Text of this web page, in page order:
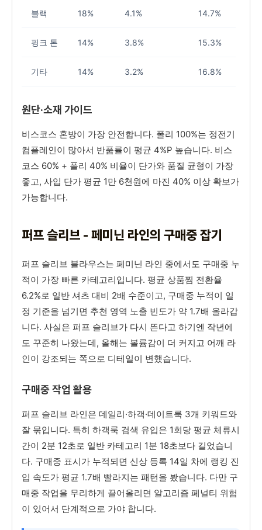
블랙 18% 4.1% 14.7%
핑크 톤 14% 3.8% 15.3%
기타 14% 3.2% 16.8%
원단·소재 가이드
비스코스 혼방이 가장 안전합니다. 폴리 100%는 정전기
컴플레인이 많아서 반품률이 평균 4%P 높습니다. 비스
코스 60% + 폴리 40% 비율이 단가와 품질 균형이 가장
좋고, 사입 단가 평균 1만 6천원에 마진 40% 이상 확보가
가능합니다.
퍼프 슬리브 - 페미닌 라인의 구매중 잡기
퍼프 슬리브 블라우스는 페미닌 라인 중에서도 구매중 누
적이 가장 빠른 카테고리입니다. 평균 상품찜 전환율
6.2%로 일반 셔츠 대비 2배 수준이고, 구매중 누적이 일
정 기준을 넘기면 추천 영역 노출 빈도가 약 1.7배 올라갑
니다. 사실은 퍼프 슬리브가 다시 뜬다고 하기엔 작년에
도 꾸준히 나왔는데, 올해는 볼륨감이 더 커지고 어깨 라
인이 강조되는 쪽으로 디테일이 변했습니다.
구매중 작업 활용
퍼프 슬리브 라인은 데일리·하객·데이트룩 3개 키워드와
잘 묶입니다. 특히 하객룩 검색 유입은 1회당 평균 체류시
간이 2분 12초로 일반 카테고리 1분 18초보다 길었습니
다. 구매중 표시가 누적되면 신상 등록 14일 차에 랭킹 진
입 속도가 평균 1.7배 빨라지는 패턴을 봤습니다. 다만 구
매중 작업을 무리하게 끌어올리면 알고리즘 페널티 위험
이 있어서 단계적으로 가야 합니다.